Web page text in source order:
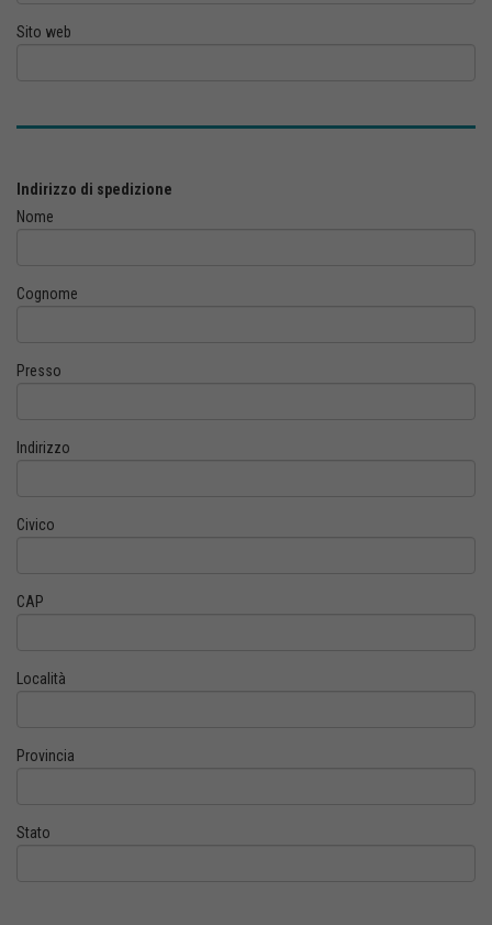
Sito web
Indirizzo di spedizione
Nome
Cognome
Presso
Indirizzo
Civico
CAP
Località
Provincia
Stato